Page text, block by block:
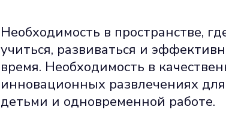
Необходимость в пространстве,
учиться, развиваться и
время. Необходимость в
инновационных развлечениях
детьми и одновременной работе.